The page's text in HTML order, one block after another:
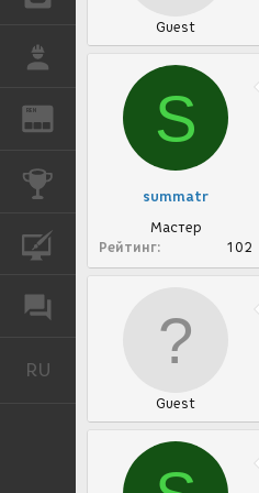
REN ЖУРНАЛ
КУРСЫ
RU
Guest
S
summatr
Мастер
Рейтинг
102
Guest